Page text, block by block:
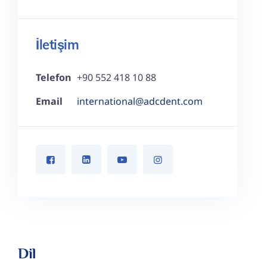
İletişim
Telefon +90 552 418 10 88
Email
international@adcdent.com
Dil